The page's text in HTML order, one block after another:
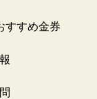
すすめ金券